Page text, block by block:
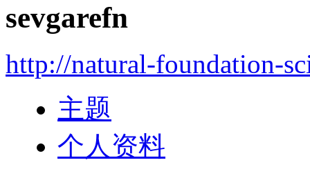
sevgarefn
http://natural-foundation-
主题
个人资料